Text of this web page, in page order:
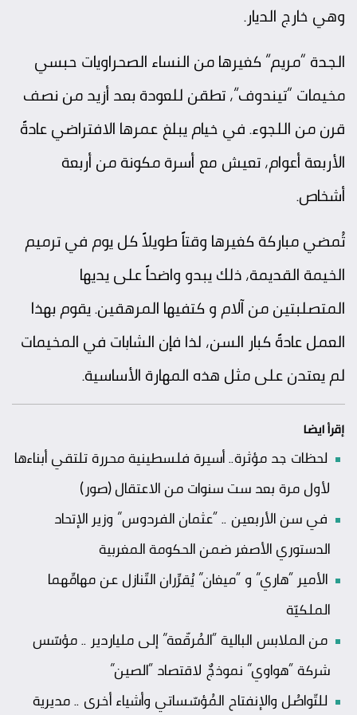
وهي خارج الديار.
الجدة “مريم” كغيرها من النساء الصحراويات حبسي
مخيمات “تيندوف”، تطقن للعودة بعد أزيد من نصف
قرن من اللجوء. في خيام يبلغ عمرها الافتراضي عادةً
الأربعة أعوام، تعيش مع أسرة مكونة من أربعة
أشخاص.
تُمضي مباركة كغيرها وقتاً طويلاً كل يوم في ترميم
الخيمة القديمة، ذلك يبدو واضحاً على يديها
المتصلبتين من آلام و كتفيها المرهقين. يقوم بهذا
العمل عادةً كبار السن، لذا فإن الشابات في المخيمات
لم يعتدن على مثل هذه المهارة الأساسية.
إقرأ ايضا
لحظات جد مؤثرة.. أسيرة فلسطينية محررة تلتقي أبناءها
لأول مرة بعد ست سنوات من الاعتقال (صور)
في سن الأربعين .. “عثمان الفردوس” وزير الإتحاد
الدستوري الأصغر ضمن الحكومة المغربية
الأمير “هاري” و “ميغان” يُقرِّران التّنازل عن مهامِّهما
الملكيّة
من الملابس البالية “المُرقّعة” إلى ملياردير .. مؤسّس
شركة “هواوي” نموذجٌ لاقتصاد “الصين”
للتّواصُل والإنفتاح المُؤسّساتي وأشياء أخرى .. مديرية